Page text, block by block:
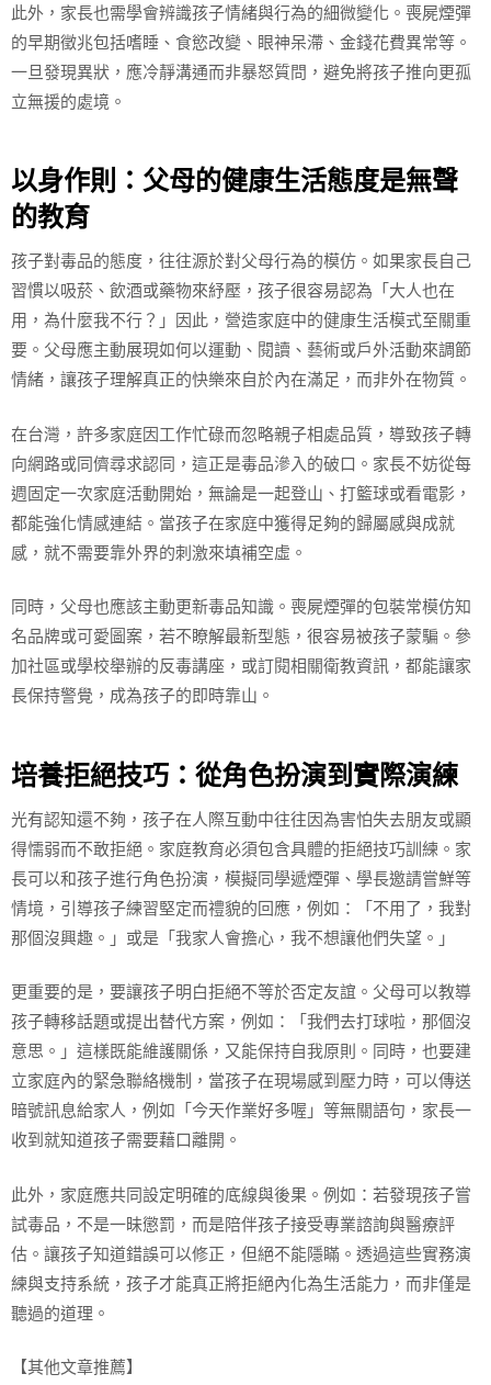
此外，家長也需學會辨識孩子情緒與行為的細微變化。喪屍煙彈
的早期徵兆包括嗜睡、食慾改變、眼神呆滯、金錢花費異常等。
一旦發現異狀，應冷靜溝通而非暴怒質問，避免將孩子推向更孤
立無援的處境。
以身作則：父母的健康生活態度是無聲
的教育
孩子對毒品的態度，往往源於對父母行為的模仿。如果家長自己
習慣以吸菸、飲酒或藥物來紓壓，孩子很容易認為「大人也在
用，為什麼我不行？」因此，營造家庭中的健康生活模式至關重
要。父母應主動展現如何以運動、閱讀、藝術或戶外活動來調節
情緒，讓孩子理解真正的快樂來自於內在滿足，而非外在物質。
在台灣，許多家庭因工作忙碌而忽略親子相處品質，導致孩子轉
向網路或同儕尋求認同，這正是毒品滲入的破口。家長不妨從每
週固定一次家庭活動開始，無論是一起登山、打籃球或看電影，
都能強化情感連結。當孩子在家庭中獲得足夠的歸屬感與成就
感，就不需要靠外界的刺激來填補空虛。
同時，父母也應該主動更新毒品知識。喪屍煙彈的包裝常模仿知
名品牌或可愛圖案，若不瞭解最新型態，很容易被孩子蒙騙。參
加社區或學校舉辦的反毒講座，或訂閱相關衛教資訊，都能讓家
長保持警覺，成為孩子的即時靠山。
培養拒絕技巧：從角色扮演到實際演練
光有認知還不夠，孩子在人際互動中往往因為害怕失去朋友或顯
得懦弱而不敢拒絕。家庭教育必須包含具體的拒絕技巧訓練。家
長可以和孩子進行角色扮演，模擬同學遞煙彈、學長邀請嘗鮮等
情境，引導孩子練習堅定而禮貌的回應，例如：「不用了，我對
那個沒興趣。」或是「我家人會擔心，我不想讓他們失望。」
更重要的是，要讓孩子明白拒絕不等於否定友誼。父母可以教導
孩子轉移話題或提出替代方案，例如：「我們去打球啦，那個沒
意思。」這樣既能維護關係，又能保持自我原則。同時，也要建
立家庭內的緊急聯絡機制，當孩子在現場感到壓力時，可以傳送
暗號訊息給家人，例如「今天作業好多喔」等無關語句，家長一
收到就知道孩子需要藉口離開。
此外，家庭應共同設定明確的底線與後果。例如：若發現孩子嘗
試毒品，不是一昧懲罰，而是陪伴孩子接受專業諮詢與醫療評
估。讓孩子知道錯誤可以修正，但絕不能隱瞞。透過這些實務演
練與支持系統，孩子才能真正將拒絕內化為生活能力，而非僅是
聽過的道理。
【其他文章推薦】